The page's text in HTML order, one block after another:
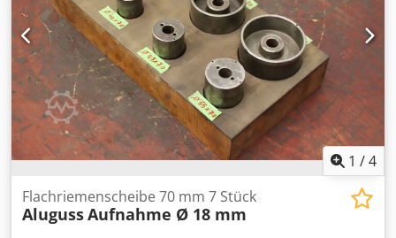
1 /4
Flachriemenscheibe 70 mm 7 Stück
AlugussAufnahme Ø 18 mm